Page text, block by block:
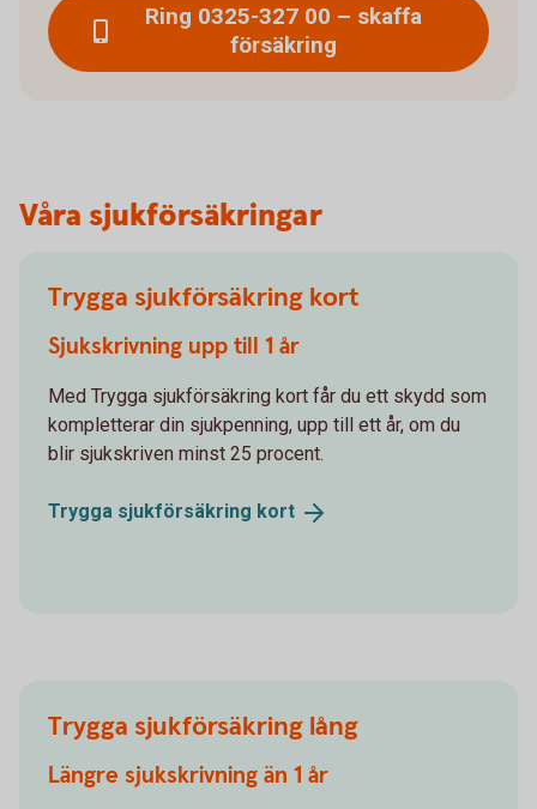
Ring 0325-327 00 – skaffa
försäkring
Våra sjukförsäkringar
Trygga sjukförsäkring kort
Sjukskrivning upp till 1 år
Med Trygga sjukförsäkring kort får du ett skydd som
kompletterar din sjukpenning, upp till ett år, om du
blir sjukskriven minst 25 procent.
Trygga sjukförsäkring kort
Trygga sjukförsäkring lång
Längre sjukskrivning än 1 år